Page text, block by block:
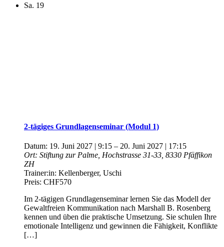
Sa. 19
2-tägiges Grundlagenseminar (Modul 1)
Datum: 19. Juni 2027 | 9:15 – 20. Juni 2027 | 17:15
Ort: Stiftung zur Palme, Hochstrasse 31-33, 8330 Pfäffikon
ZH
Trainer:in: Kellenberger, Uschi
Preis: CHF570
Im 2-tägigen Grundlagenseminar lernen Sie das Modell der
Gewaltfreien Kommunikation nach Marshall B. Rosenberg
kennen und üben die praktische Umsetzung. Sie schulen Ihre
emotionale Intelligenz und gewinnen die Fähigkeit, Konflikte
[…]